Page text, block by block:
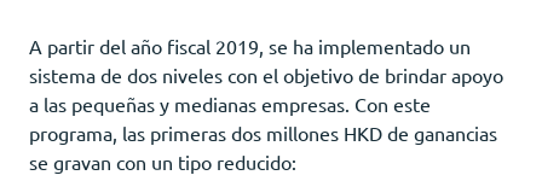
A partir del año fiscal 2019, se ha implementado un
sistema de dos niveles con el objetivo de brindar apoyo
a las pequeñas y medianas empresas. Con este
programa, las primeras dos millones HKD de ganancias
se gravan con un tipo reducido: